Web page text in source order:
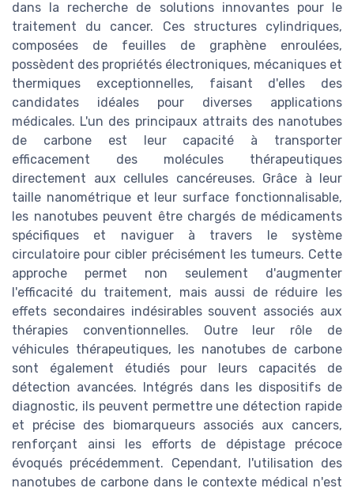
dans la recherche de solutions innovantes pour le
traitement du cancer. Ces structures cylindriques,
composées de feuilles de graphène enroulées,
possèdent des propriétés électroniques, mécaniques et
thermiques exceptionnelles, faisant d'elles des
candidates idéales pour diverses applications
médicales. L'un des principaux attraits des nanotubes
de carbone est leur capacité à transporter
efficacement des molécules thérapeutiques
directement aux cellules cancéreuses. Grâce à leur
taille nanométrique et leur surface fonctionnalisable,
les nanotubes peuvent être chargés de médicaments
spécifiques et naviguer à travers le système
circulatoire pour cibler précisément les tumeurs. Cette
approche permet non seulement d'augmenter
l'efficacité du traitement, mais aussi de réduire les
effets secondaires indésirables souvent associés aux
thérapies conventionnelles. Outre leur rôle de
véhicules thérapeutiques, les nanotubes de carbone
sont également étudiés pour leurs capacités de
détection avancées. Intégrés dans les dispositifs de
diagnostic, ils peuvent permettre une détection rapide
et précise des biomarqueurs associés aux cancers,
renforçant ainsi les efforts de dépistage précoce
évoqués précédemment. Cependant, l'utilisation des
nanotubes de carbone dans le contexte médical n'est